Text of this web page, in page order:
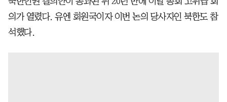
의가 열렸다. 유엔 회원국이자 이번 논의 당사자인 북한도 참
석했다.